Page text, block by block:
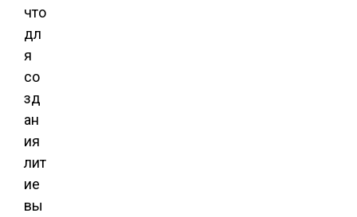
что
дл
я
со
зд
ан
ия
лит
ие
вы